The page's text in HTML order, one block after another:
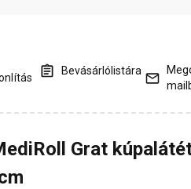
Bevásárlólistára
Grat